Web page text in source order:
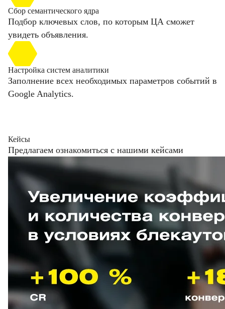
Сбор семантического ядра
Подбор ключевых слов, по которым ЦА сможет
увидеть объявления.
Настройка систем аналитики
Заполнение всех необходимых параметров событий в
Google Analytics.
Кейсы
Предлагаем ознакомиться с нашими кейсами